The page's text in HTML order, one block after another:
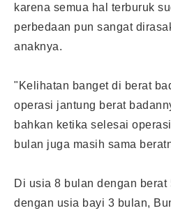
karena semua hal terburuk
perbedaan pun sangat
anaknya.
"Kelihatan banget di berat
operasi jantung berat
bahkan ketika selesai
bulan juga masih sama
Di usia 8 bulan dengan berat
dengan usia bayi 3 bulan,